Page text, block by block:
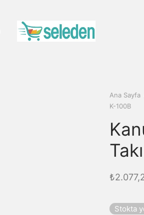
Ana Sayfa
K-100B
₺
Stokta